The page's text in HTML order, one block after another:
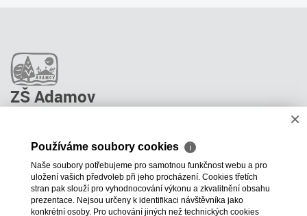
ZŠ Adamov
Stravování
ŠPP Poradenství
Kontakty
Projekty školy
×
Používáme soubory cookies ℹ
Naše soubory potřebujeme pro samotnou funkčnost webu a pro
uložení vašich předvoleb při jeho procházení. Cookies třetích
stran pak slouží pro vyhodnocování výkonu a zkvalitnění obsahu
prezentace. Nejsou určeny k identifikaci návštěvníka jako
konkrétní osoby. Pro uchování jiných než technických cookies